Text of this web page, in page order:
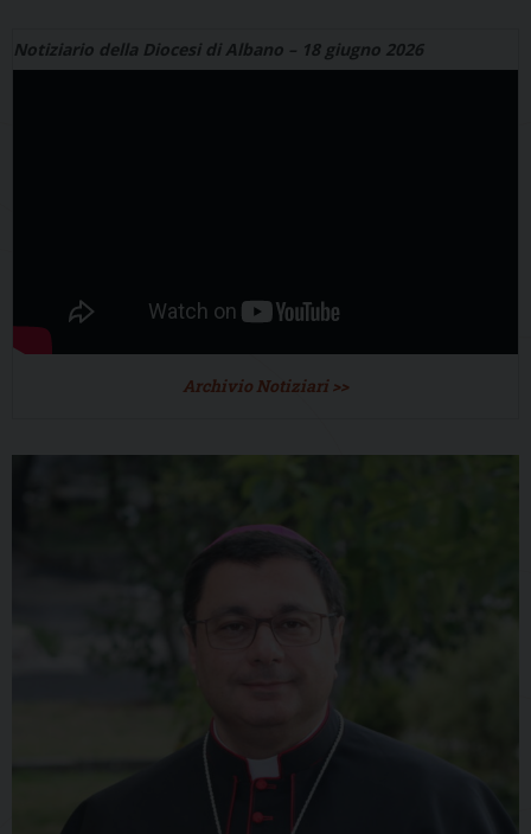
Notiziario della Diocesi di Albano – 18 giugno 2026
Archivio Notiziari >>